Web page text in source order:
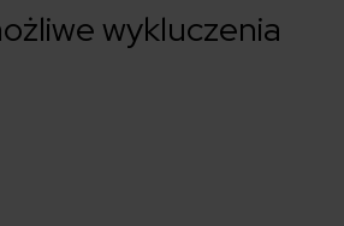
wykluczenia